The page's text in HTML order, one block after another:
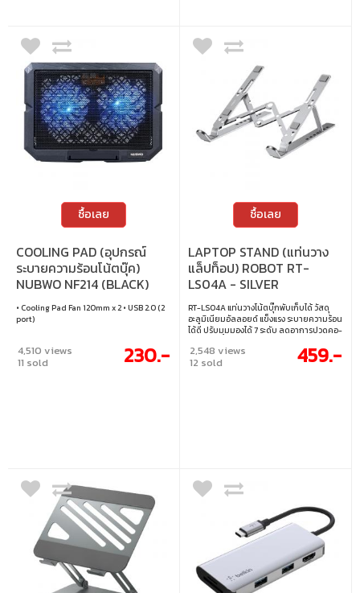
ซื้อเลย
COOLING PAD (อุปกรณ์
ระบายความร้อนโน้ตบุ๊ค)
NUBWO NF214 (BLACK)
• Cooling Pad Fan 120mm x 2 • USB 2.0 (2
port)
4,510 views
11 sold 230.-
ซื้อเลย
LAPTOP STAND (แท่นวาง
แล็ปท็อป) ROBOT RT-
LS04A - SILVER
RT-LS04A แท่นวางโน้ตบุ๊กพับเก็บได้ วัสดุ
อะลูมิเนียมอัลลอยด์ แข็งแรง ระบายความร้อน
ได้ดี ปรับมุมมองได้ 7 ระดับ ลดอาการปวดคอ-
ใช้งานกับโน้ตบุ๊ก/แท็บเล็ตได้ถึง 17.3 นิ้ว • พับ
เก็บได้ พกพาสะดวก • ปรับมุมมองได้ 7 ระดับ •
2,548 views
12 sold 459.-